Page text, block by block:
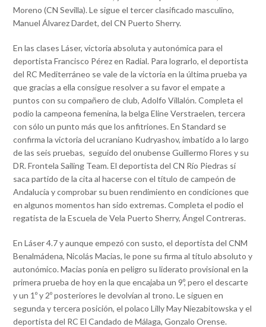
Moreno (CN Sevilla). Le sigue el tercer clasificado masculino,
Manuel Álvarez Dardet, del CN Puerto Sherry.
En las clases Láser, victoria absoluta y autonómica para el
deportista Francisco Pérez en Radial. Para lograrlo, el deportista
del RC Mediterráneo se vale de la victoria en la última prueba ya
que gracias a ella consigue resolver a su favor el empate a
puntos con su compañero de club, Adolfo Villalón. Completa el
podio la campeona femenina, la belga Eline Verstraelen, tercera
con sólo un punto más que los anfitriones. En Standard se
confirma la victoria del ucraniano Kudryashov, imbatido a lo largo
de las seis pruebas, seguido del onubense Guillermo Flores y su
DR. Frontela Sailing Team. El deportista del CN Río Piedras sí
saca partido de la cita al hacerse con el título de campeón de
Andalucía y comprobar su buen rendimiento en condiciones que
en algunos momentos han sido extremas. Completa el podio el
regatista de la Escuela de Vela Puerto Sherry, Ángel Contreras.
En Láser 4.7 y aunque empezó con susto, el deportista del CNM
Benalmádena, Nicolás Macias, le pone su firma al título absoluto y
autonómico. Macias ponía en peligro su liderato provisional en la
primera prueba de hoy en la que encajaba un 9º, pero el descarte
y un 1º y 2º posteriores le devolvían al trono. Le siguen en
segunda y tercera posición, el polaco Lilly May Niezabitowska y el
deportista del RC El Candado de Málaga, Gonzalo Orense.